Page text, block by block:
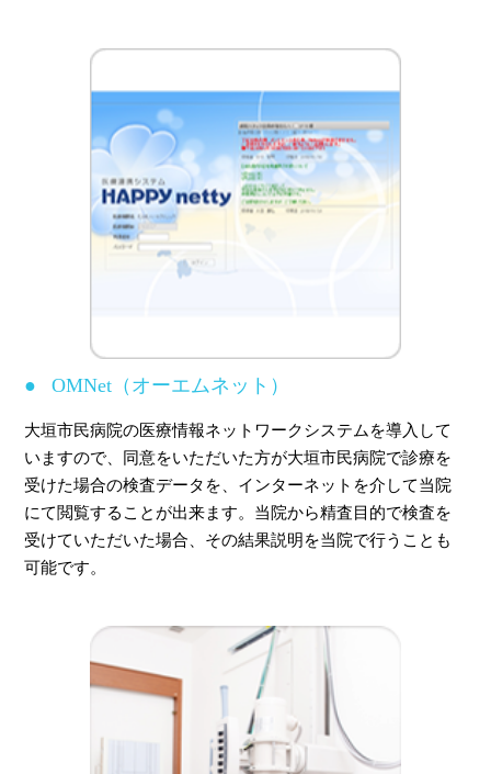
OMNet（オーエムネット）
大垣市民病院の医療情報ネットワークシステムを導入して
いますので、同意をいただいた方が大垣市民病院で診療を
受けた場合の検査データを、インターネットを介して当院
にて閲覧することが出来ます。当院から精査目的で検査を
受けていただいた場合、その結果説明を当院で行うことも
可能です。